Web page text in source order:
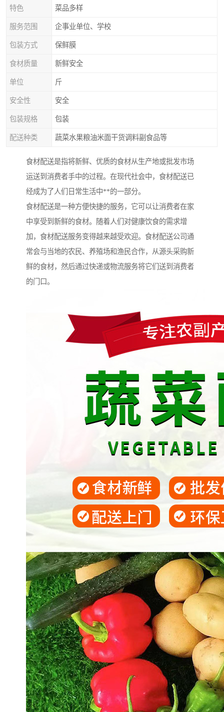
特色 菜品多样
服务范围 企事业单位、学校
包装方式 保鲜膜
食材质量 新鲜安全
单位 斤
安全性 安全
包装规格 包装
配送种类 蔬菜水果粮油米面干货调料副食品等
食材配送是指将新鲜、优质的食材从生产地或批发市场
运送到消费者手中的过程。在现代社会中，食材配送已
经成为了人们日常生活中**的一部分。
食材配送是一种方便快捷的服务，它可以让消费者在家
中享受到新鲜的食材。随着人们对健康饮食的需求增
加，食材配送服务变得越来越受欢迎。食材配送公司通
常会与当地的农民、养殖场和渔民合作，从源头采购新
鲜的食材，然后通过快递或物流服务将它们送到消费者
的门口。